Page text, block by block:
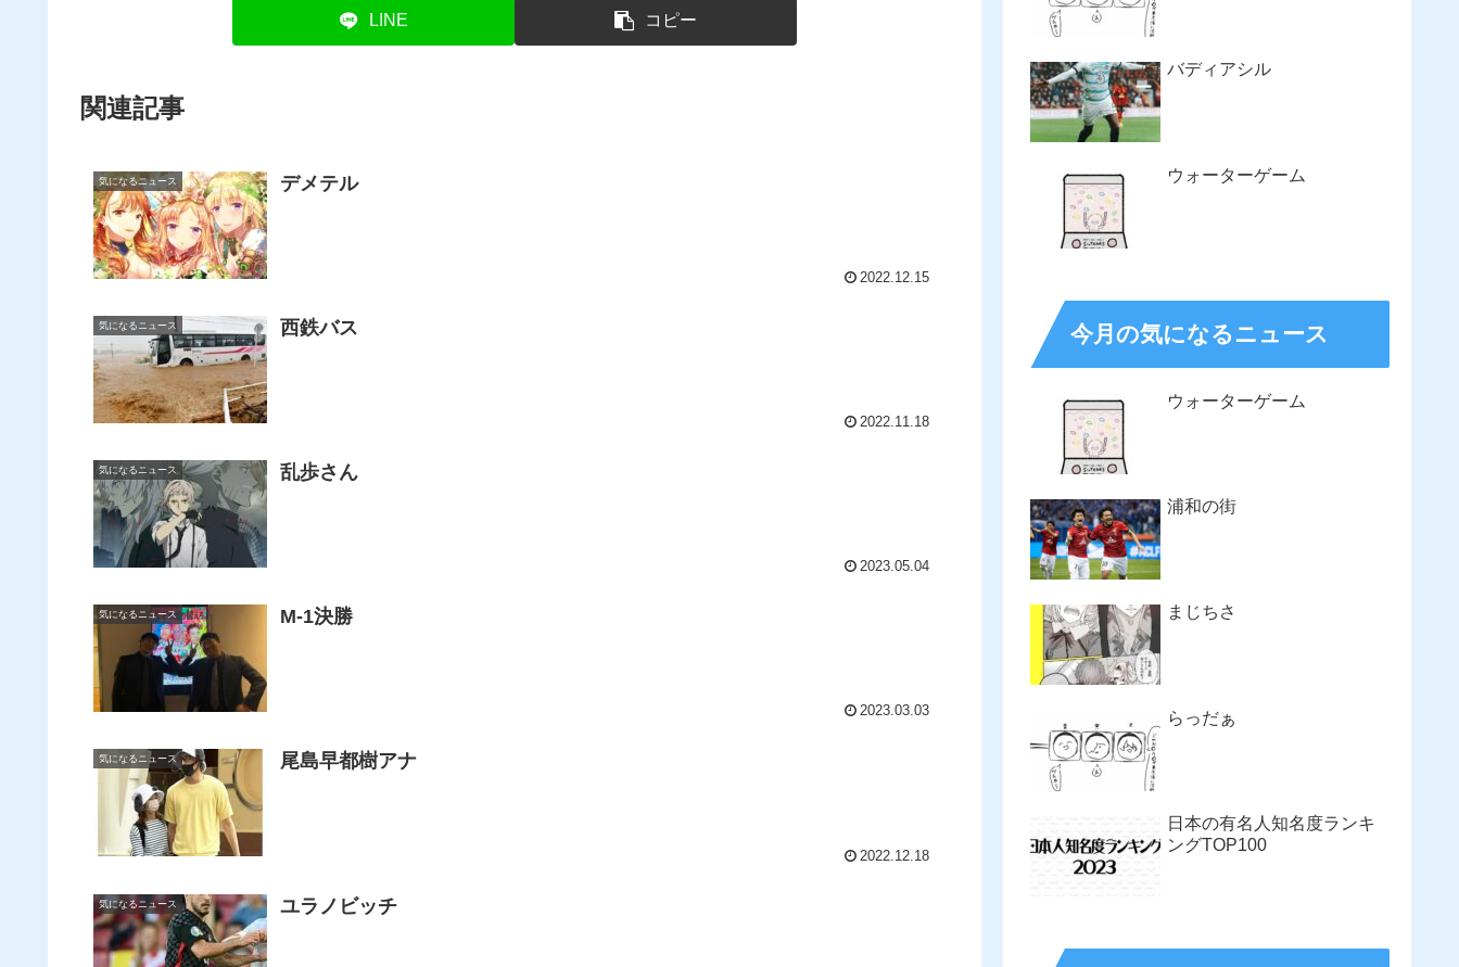
LINE コピー
関連記事
気になるニュース デメテル
2022.12.15
気になるニュース 西鉄バス
2022.11.18
気になるニュース 乱歩さん
2023.05.04
気になるニュース M-1決勝
2023.03.03
気になるニュース 尾島早都樹アナ
2022.12.18
気になるニュース ユラノビッチ
バディアシル
ウォーターゲーム
今月の気になるニュース
ウォーターゲーム
浦和の街
まじちさ
らっだぁ
日本の有名人知名度ランキ
ングTOP100